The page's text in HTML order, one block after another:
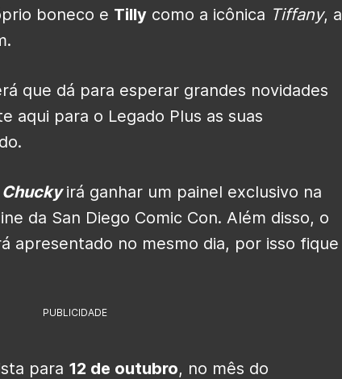
boneco e Tilly como a icônica Tiffany, a
que dá para esperar grandes novidades
aqui para o Legado Plus as suas
Chucky irá ganhar um painel exclusivo na
da San Diego Comic Con. Além disso, o
apresentado no mesmo dia, por isso fique
PUBLICIDADE
para 12 de outubro, no mês do